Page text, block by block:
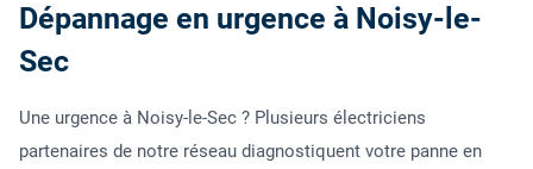
Dépannage en urgence à Noisy-le-
Sec
Une urgence à Noisy-le-Sec ? Plusieurs électriciens
partenaires de notre réseau diagnostiquent votre panne en